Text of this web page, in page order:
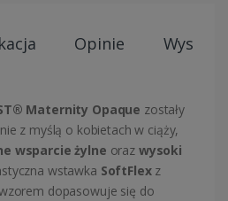
Opinie Wysyłki
Maternity Opaque zostały
z myślą o kobietach w ciąży,
wsparcie żylne oraz wysoki
wstawka SoftFlexz
dopasowuje się do